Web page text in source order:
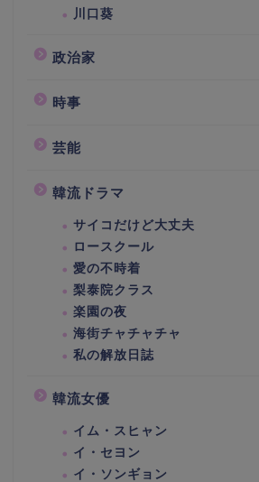
川口葵
政治家
時事
芸能
韓流ドラマ
サイコだけど大丈夫
ロースクール
愛の不時着
梨泰院クラス
楽園の夜
海街チャチャチャ
私の解放日誌
韓流女優
イム・スヒャン
イ・セヨン
イ・ソンギョン